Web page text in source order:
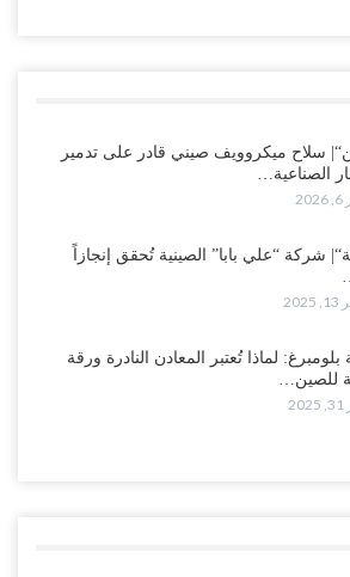
سلاح ميكروويف صيني قادر على تدمير
الصناعية…
شركة “علي بابا” الصينية تُحقق إنجازاً
بلومبرغ: لماذا تُعتبر المعادن النادرة ورقة
للصين…